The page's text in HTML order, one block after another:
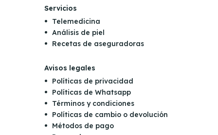
Servicios
Telemedicina
Análisis de piel
Recetas de aseguradoras
Avisos legales
Políticas de privacidad
Políticas de Whatsapp
Términos y condiciones
Políticas de cambio o devolución
Métodos de pago